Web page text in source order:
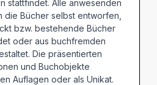
stattfindet. Alle anwesenden
die Bücher selbst entworfen,
bzw. bestehende Bücher
oder aus buchfremden
Die präsentierten
und Buchobjekte
Auflagen oder als Unikat.